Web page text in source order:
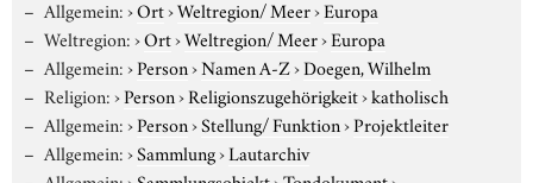
Allgemein:›Ort›Weltregion/ Meer›Europa
Weltregion:›Ort›Weltregion/ Meer›Europa
Allgemein:›Person›Namen A-Z›Doegen, Wilhelm
Religion:›Person›Religionszugehörigkeit›katholisch
Allgemein:›Person›Stellung/ Funktion›Projektleiter
Allgemein:›Sammlung›Lautarchiv